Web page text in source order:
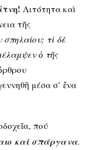
Λιτότητα καὶ
τῆς
σπηλαίου; τί δὲ
ὁ τῆς
μέσα σ’ ἕνα
πού
καί σπάργανα.